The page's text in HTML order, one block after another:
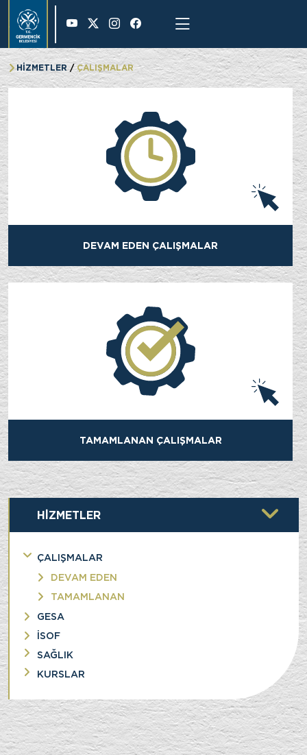
28 °
HİZMETLER ÇALIŞMALAR
DEVAM EDEN ÇALIŞMALAR
TAMAMLANAN ÇALIŞMALAR
HİZMETLER
ÇALIŞMALAR
DEVAM EDEN
TAMAMLANAN
GESA
İSOF
SAĞLIK
KURSLAR